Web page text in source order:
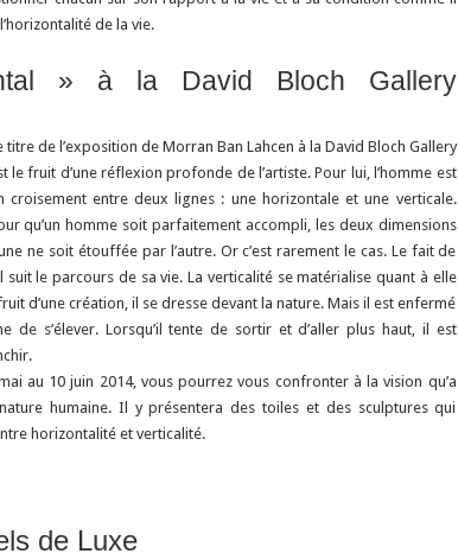
de la vie.
» à la David Bloch Gallery
titre de l’exposition de Morran Ban Lahcen à la David Bloch Gallery
le fruit d’une réflexion profonde de l’artiste. Pour lui, l’homme est
croisement entre deux lignes : une horizontale et une verticale.
qu’un homme soit parfaitement accompli, les deux dimensions
ne soit étouffée par l’autre. Or c’est rarement le cas. Le fait de
le parcours de sa vie. La verticalité se matérialise quant à elle
d’une création, il se dresse devant la nature. Mais il est enfermé
de s’élever. Lorsqu’il tente de sortir et d’aller plus haut, il est
au 10 juin 2014, vous pourrez vous confronter à la vision qu’a
humaine. Il y présentera des toiles et des sculptures qui
horizontalité et verticalité.
de Luxe